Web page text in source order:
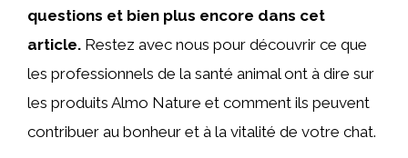
questions et bien plus encore dans cet
article. Restez avec nous pour découvrir ce que
les professionnels de la santé animal ont à dire sur
les produits Almo Nature et comment ils peuvent
contribuer au bonheur et à la vitalité de votre chat.